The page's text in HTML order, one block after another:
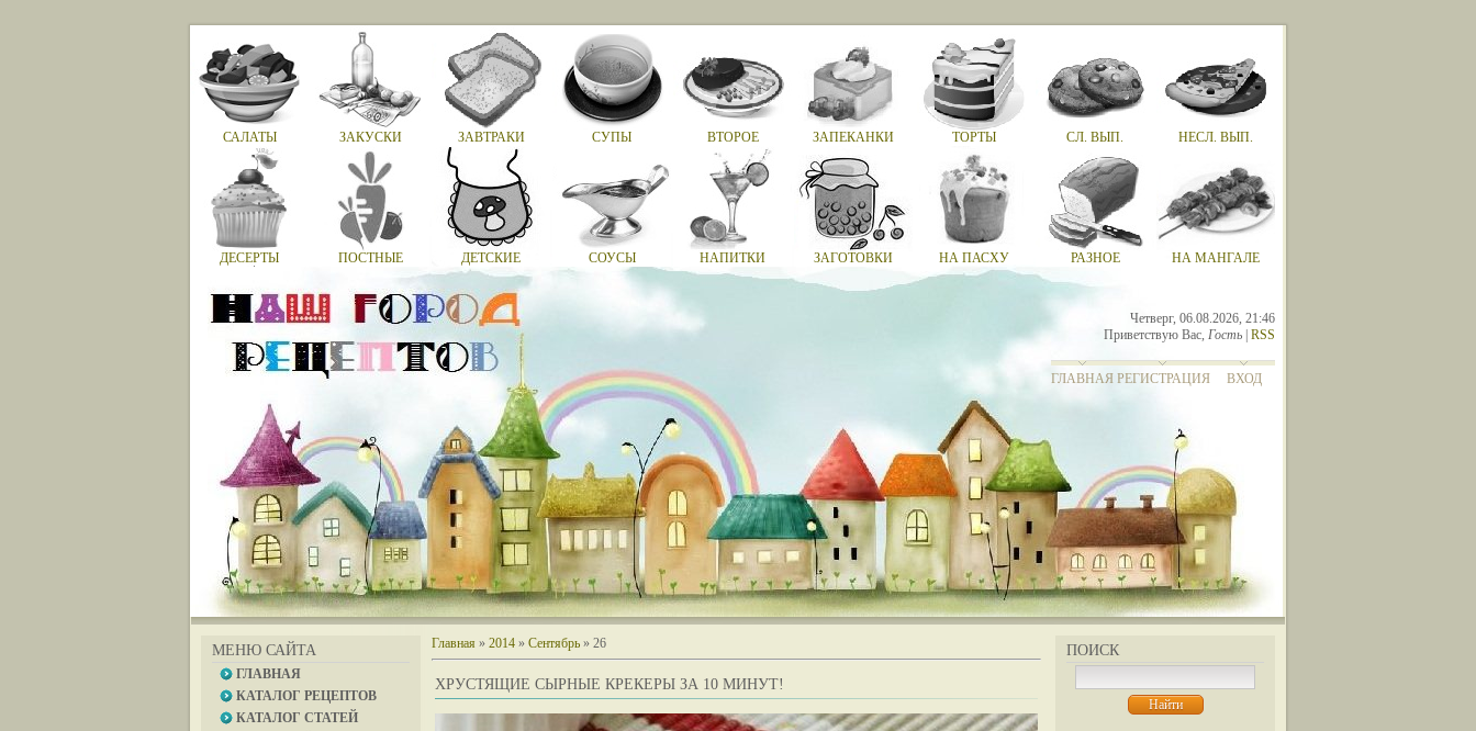
САЛАТЫ ЗАКУСКИ ЗАВТРАКИ СУПЫ ВТОРОЕ ЗАПЕКАНКИ ТОРТЫ СЛ. ВЫП. НЕСЛ. ВЫП.
ДЕСЕРТЫ ПОСТНЫЕ ДЕТСКИЕ СОУСЫ НАПИТКИ ЗАГОТОВКИ НА ПАСХУ РАЗНОЕ НА МАНГАЛЕ
Четверг, 06.08.2026, 21:46
Приветствую Вас, Гость RSS
ГЛАВНАЯ РЕГИСТРАЦИЯ ВХОД
МЕНЮ САЙТА
ГЛАВНАЯ
КАТАЛОГ РЕЦЕПТОВ
КАТАЛОГ СТАТЕЙ
ПОИСК
Главная » 2014 » Сентябрь » 26
ХРУСТЯЩИЕ СЫРНЫЕ КРЕКЕРЫ ЗА 10 МИНУТ!